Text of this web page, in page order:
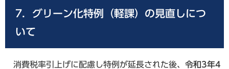
7．グリーン化特例（軽課）の見直しにつ
いて
消費税率引上げに配慮し特例が延長された後、 令和3年4